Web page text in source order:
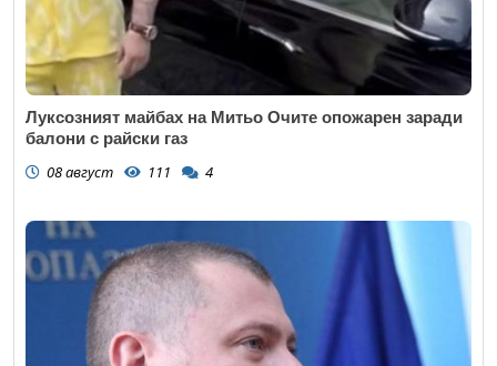
Луксозният майбах на Митьо Очите опожарен заради
балони с райски газ
08 август 111 4